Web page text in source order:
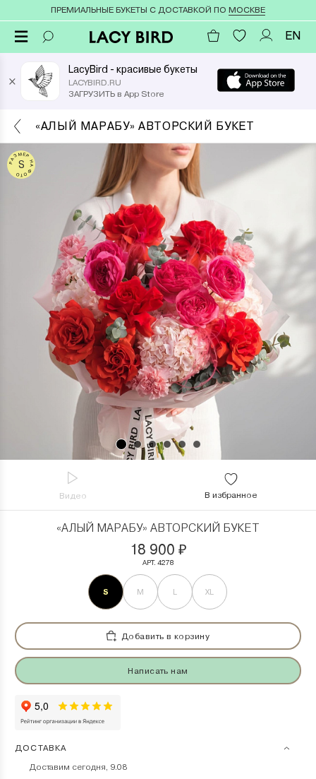
ПРЕМИАЛЬНЫЕ БУКЕТЫ С ДОСТАВКОЙ ПО МОСКВЕ
EN
×
LacyBird - красивые букеты
LACYBIRD.RU
ЗАГРУЗИТЬ в App Store
«АЛЫЙ МАРАБУ» АВТОРСКИЙ БУКЕТ
РАЗМЕР НА ФОТО
S
Видео В избранное
«АЛЫЙ МАРАБУ» АВТОРСКИЙ БУКЕТ
18 900 ₽
АРТ. 4278
S M L XL
Добавить в корзину
Написать нам
ДОСТАВКА
Доставим сегодня, 9.08